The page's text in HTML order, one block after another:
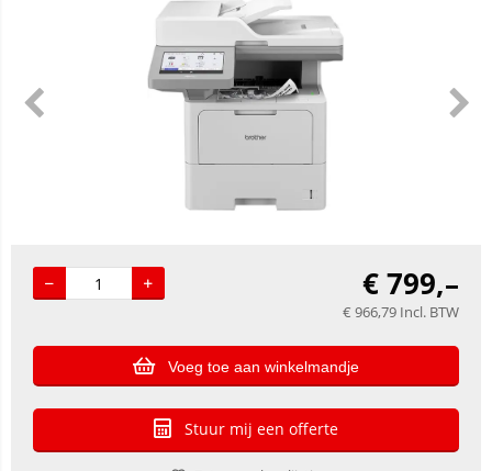
€799,–
€ 966,79 Incl. BTW
Voeg toe aan winkelmandje
Stuur mij een offerte